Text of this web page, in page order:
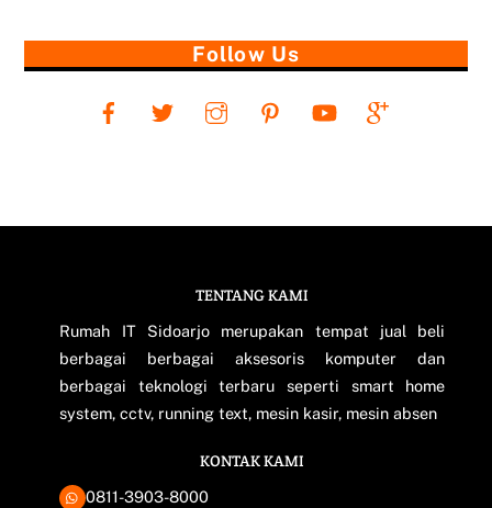
Follow Us
TENTANG KAMI
Rumah IT Sidoarjo merupakan tempat jual beli
berbagai berbagai aksesoris komputer dan
berbagai teknologi terbaru seperti smart home
system, cctv, running text, mesin kasir, mesin absen
KONTAK KAMI
0811-3903-8000
Back
To
Top